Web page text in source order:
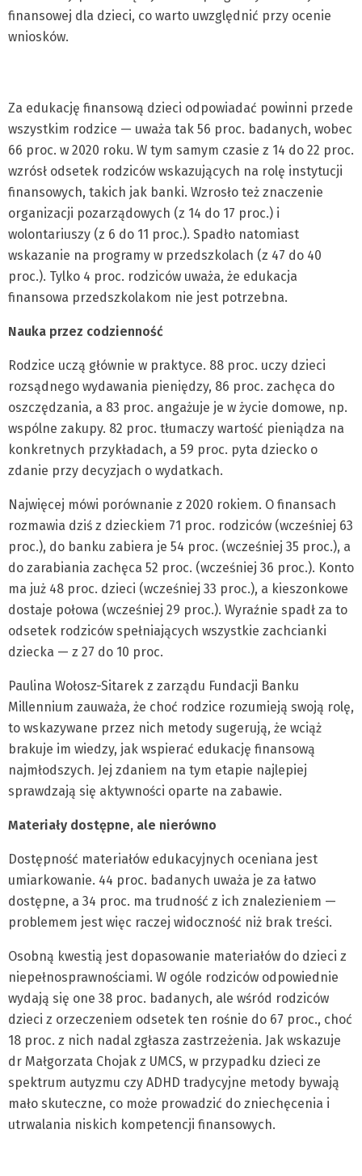
finansowej dla dzieci, co warto uwzględnić przy ocenie
wniosków.
Za edukację finansową dzieci odpowiadać powinni przede
wszystkim rodzice — uważa tak 56 proc. badanych, wobec
66 proc. w 2020 roku. W tym samym czasie z 14 do 22 proc.
wzrósł odsetek rodziców wskazujących na rolę instytucji
finansowych, takich jak banki. Wzrosło też znaczenie
organizacji pozarządowych (z 14 do 17 proc.) i
wolontariuszy (z 6 do 11 proc.). Spadło natomiast
wskazanie na programy w przedszkolach (z 47 do 40
proc.). Tylko 4 proc. rodziców uważa, że edukacja
finansowa przedszkolakom nie jest potrzebna.
Nauka przez codzienność
Rodzice uczą głównie w praktyce. 88 proc. uczy dzieci
rozsądnego wydawania pieniędzy, 86 proc. zachęca do
oszczędzania, a 83 proc. angażuje je w życie domowe, np.
wspólne zakupy. 82 proc. tłumaczy wartość pieniądza na
konkretnych przykładach, a 59 proc. pyta dziecko o
zdanie przy decyzjach o wydatkach.
Najwięcej mówi porównanie z 2020 rokiem. O finansach
rozmawia dziś z dzieckiem 71 proc. rodziców (wcześniej 63
proc.), do banku zabiera je 54 proc. (wcześniej 35 proc.), a
do zarabiania zachęca 52 proc. (wcześniej 36 proc.). Konto
ma już 48 proc. dzieci (wcześniej 33 proc.), a kieszonkowe
dostaje połowa (wcześniej 29 proc.). Wyraźnie spadł za to
odsetek rodziców spełniających wszystkie zachcianki
dziecka — z 27 do 10 proc.
Paulina Wołosz-Sitarek z zarządu Fundacji Banku
Millennium zauważa, że choć rodzice rozumieją swoją rolę,
to wskazywane przez nich metody sugerują, że wciąż
brakuje im wiedzy, jak wspierać edukację finansową
najmłodszych. Jej zdaniem na tym etapie najlepiej
sprawdzają się aktywności oparte na zabawie.
Materiały dostępne, ale nierówno
Dostępność materiałów edukacyjnych oceniana jest
umiarkowanie. 44 proc. badanych uważa je za łatwo
dostępne, a 34 proc. ma trudność z ich znalezieniem —
problemem jest więc raczej widoczność niż brak treści.
Osobną kwestią jest dopasowanie materiałów do dzieci z
niepełnosprawnościami. W ogóle rodziców odpowiednie
wydają się one 38 proc. badanych, ale wśród rodziców
dzieci z orzeczeniem odsetek ten rośnie do 67 proc., choć
18 proc. z nich nadal zgłasza zastrzeżenia. Jak wskazuje
dr Małgorzata Chojak z UMCS, w przypadku dzieci ze
spektrum autyzmu czy ADHD tradycyjne metody bywają
mało skuteczne, co może prowadzić do zniechęcenia i
utrwalania niskich kompetencji finansowych.